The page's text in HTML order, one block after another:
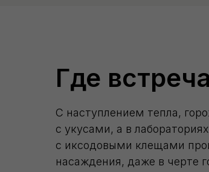
Где
С наступлением тепла,
с укусами, а в
с иксодовыми клещами
насаждения, даже в черте